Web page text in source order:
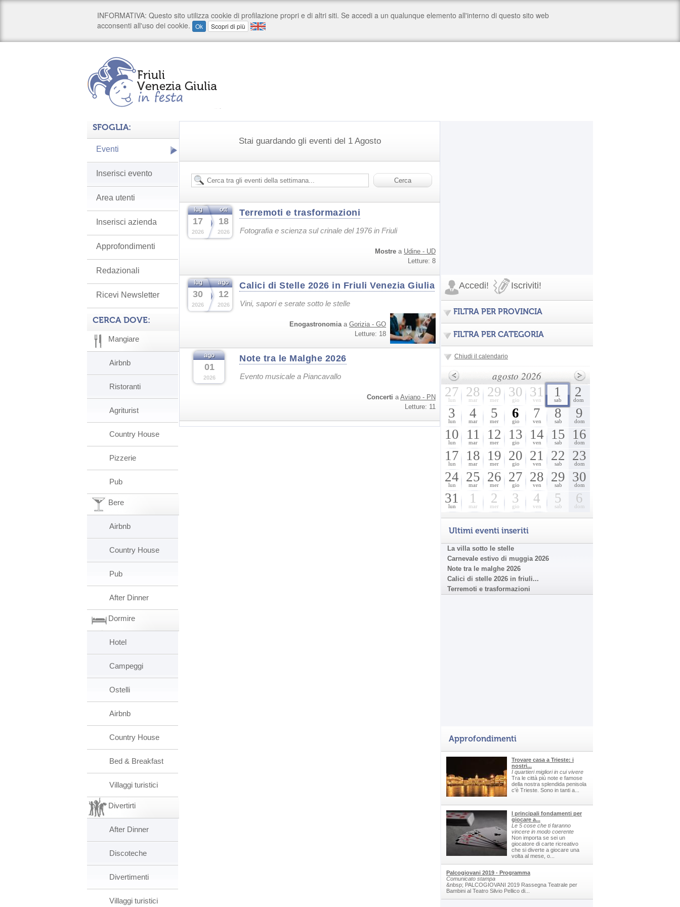
Stai guardando gli eventi del 1 Agosto
lug
17
2026
ott
18
2026
Terremoti e trasformazioni
Fotografia e scienza sul crinale del 1976 in Friuli
Mostre a Udine - UD
Letture: 8
lug
30
2026
ago
12
2026
Calici di Stelle 2026 in Friuli Venezia Giulia
Vini, sapori e serate sotto le stelle
Enogastronomiaa Gorizia - GO
Letture: 18
ago
01
2026
Note tra le Malghe 2026
Evento musicale a Piancavallo
Concerti aAviano - PN
Letture: 11
SFOGLIA:
Eventi
Inserisci evento
Area utenti
Inserisci azienda
Approfondimenti
Redazionali
Ricevi Newsletter
CERCA DOVE:
Mangiare
Airbnb
Ristoranti
Agriturist
Country House
Pizzerie
Pub
Bere
Airbnb
Country House
Pub
After Dinner
Dormire
Hotel
Campeggi
Ostelli
Airbnb
Country House
Bed & Breakfast
Villaggi turistici
Divertirti
After Dinner
Discoteche
Divertimenti
Villaggi turistici
Accedi! Iscriviti!
FILTRA PER PROVINCIA
FILTRA PER CATEGORIA
Chiudi il calendario
agosto 2026
27
lun
28
mar
29
mer
30
gio
31
ven
1
sab
2
dom
3
lun
4
mar
5
mer
6
gio
7
ven
8
sab
9
dom
10
lun
11
mar
12
mer
13
gio
14
ven
15
sab
16
dom
17
lun
18
mar
19
mer
20
gio
21
ven
22
sab
23
dom
24
lun
25
mar
26
mer
27
gio
28
ven
29
sab
30
dom
31
lun
1
mar
2
mer
3
gio
4
ven
5
sab
6
dom
Ultimi eventi inseriti
La villa sotto le stelle
Carnevale estivo di muggia 2026
Note tra le malghe 2026
Calici di stelle 2026 in friuli...
Terremoti e trasformazioni
Approfondimenti
Trovare casa a Trieste: i
nostri...
I quartieri migliori in cui vivere
Tra le città più note e famose
della nostra splendida penisola
c'è Trieste. Sono in tanti a...
I principali fondamenti per
giocare a...
Le 5 cose che ti faranno
vincere in modo coerente
Non importa se sei un
giocatore di carte ricreativo
che si diverte a giocare una
volta al mese, o...
Palcogiovani 2019 - Programma
Comunicato stampa
&nbsp; PALCOGIOVANI 2019 Rassegna Teatrale per
Bambini al Teatro Silvio Pellico di...